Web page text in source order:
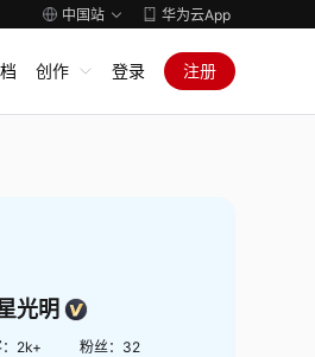
中国站 华为云App
创作 登录 注册
光明
2k+ 粉丝： 32